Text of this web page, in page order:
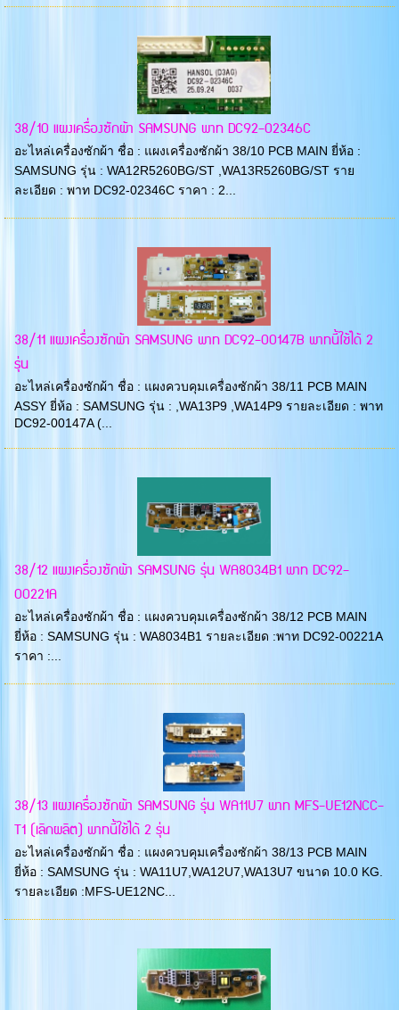
38/10 แผงเครื่องซักผ้า SAMSUNG พาท DC92-02346C
อะไหล่เครื่องซักผ้า ชื่อ : แผงเครื่องซักผ้า 38/10 PCB MAIN ยี่ห้อ :
SAMSUNG รุ่น : WA12R5260BG/ST ,WA13R5260BG/ST ราย
ละเอียด : พาท DC92-02346C ราคา : 2...
38/11 แผงเครื่องซักผ้า SAMSUNG พาท DC92-00147B พาทนี้ใช้ได้ 2
รุ่น
อะไหล่เครื่องซักผ้า ชื่อ : แผงควบคุมเครื่องซักผ้า 38/11 PCB MAIN
ASSY ยี่ห้อ : SAMSUNG รุ่น : ,WA13P9 ,WA14P9 รายละเอียด : พาท
DC92-00147A (...
38/12 แผงเครื่องซักผ้า SAMSUNG รุ่น WA8034B1 พาท DC92-
00221A
อะไหล่เครื่องซักผ้า ชื่อ : แผงควบคุมเครื่องซักผ้า 38/12 PCB MAIN
ยี่ห้อ : SAMSUNG รุ่น : WA8034B1 รายละเอียด :พาท DC92-00221A
ราคา :...
38/13 แผงเครื่องซักผ้า SAMSUNG รุ่น WA11U7 พาท MFS-UE12NCC-
T1 (เลิกผลิต) พาทนี้ใช้ได้ 2 รุ่น
อะไหล่เครื่องซักผ้า ชื่อ : แผงควบคุมเครื่องซักผ้า 38/13 PCB MAIN
ยี่ห้อ : SAMSUNG รุ่น : WA11U7,WA12U7,WA13U7 ขนาด 10.0 KG.
รายละเอียด :MFS-UE12NC...